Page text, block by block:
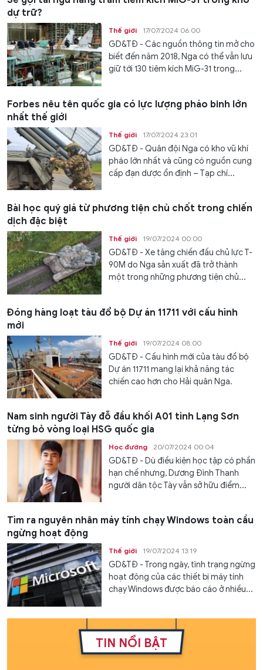
dự trữ?
Thế giới 17/07/2024 06:00
GD&TĐ - Các nguồn thông tin mở cho
biết đến năm 2018, Nga có thể vẫn lưu
giữ tới 130 tiêm kích MiG-31 trong...
Forbes nêu tên quốc gia có lực lượng pháo binh lớn
nhất thế giới
Thế giới 17/07/2024 23:01
GD&TĐ - Quân đội Nga có kho vũ khí
pháo lớn nhất và cũng có nguồn cung
cấp đạn dược ổn định – Tạp chí...
Bài học quý giá từ phương tiện chủ chốt trong chiến
dịch đặc biệt
Thế giới 19/07/2024 00:00
GD&TĐ - Xe tăng chiến đấu chủ lực T-
90M do Nga sản xuất đã trở thành
một trong những phương tiện chủ...
Đóng hàng loạt tàu đổ bộ Dự án 11711 với cấu hình
mới
Thế giới 19/07/2024 08:00
GD&TĐ - Cấu hình mới của tàu đổ bộ
Dự án 11711 mang lại khả năng tác
chiến cao hơn cho Hải quân Nga.
Nam sinh người Tày đỗ đầu khối A01 tỉnh Lạng Sơn
từng bỏ vòng loại HSG quốc gia
Học đường 20/07/2024 00:04
GD&TĐ - Dù điều kiện học tập có phần
hạn chế nhưng, Dương Đình Thanh
người dân tộc Tày vẫn sở hữu điểm...
Tìm ra nguyên nhân máy tính chạy Windows toàn cầu
ngừng hoạt động
Thế giới 19/07/2024 13:19
GD&TĐ - Trong ngày, tình trạng ngừng
hoạt động của các thiết bị máy tính
chạy Windows được báo cáo ở nhiều...
TIN NỔI BẬT